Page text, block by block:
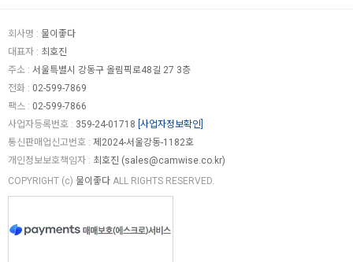
회사명 : 물이좋다
대표자 : 최호진
주소 : 서울특별시 강동구 올림픽로48길 27 3층
전화 : 02-599-7869
팩스 : 02-599-7866
사업자등록번호 : 359-24-01718 [사업자정보확인]
통신판매업신고번호 : 제2024-서울강동-1182호
개인정보보호책임자 : 최호진 (sales@camwise.co.kr)
COPYRIGHT (c) 물이좋다 ALL RIGHTS RESERVED.